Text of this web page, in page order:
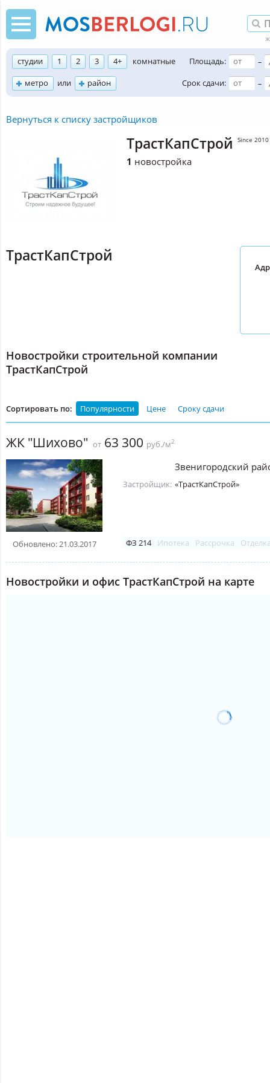
студии 1 2 3 4+
комнатные
метро
или район
Площадь:
–
Срок сдачи:
–
Вернуться к списку застройщиков
ТрастКапСтрой Since 2010
1 новостройка
ТрастКапСтрой
Новостройки строительной компании
ТрастКапСтрой
Сортировать по: Популярности Цене Сроку сдачи
ЖК "Шихово" от 63 300 руб./м2
Обновлено: 21.03.2017
Звенигородский
Застройщик: «ТрастКапСтрой»
ФЗ 214 Ипотека Рассрочка
Новостройки и офис ТрастКапСтрой на карте